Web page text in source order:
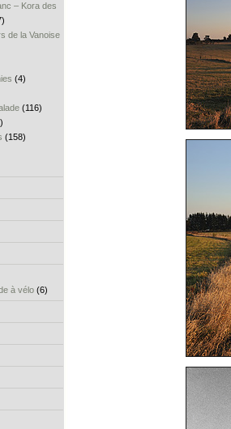
– Kora des
de la Vanoise
(4)
(116)
(158)
à vélo(6)